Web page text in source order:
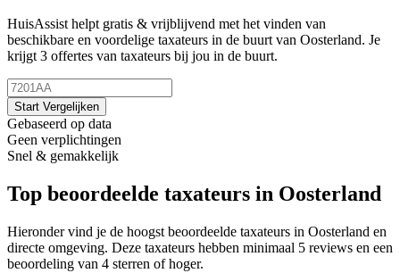
HuisAssist helpt gratis & vrijblijvend met het vinden van
beschikbare en voordelige taxateurs in de buurt van Oosterland. Je
krijgt 3 offertes van taxateurs bij jou in de buurt.
Start Vergelijken
Gebaseerd op data
Geen verplichtingen
Snel & gemakkelijk
Top beoordeelde taxateurs in Oosterland
Hieronder vind je de hoogst beoordeelde taxateurs in Oosterland en
directe omgeving. Deze taxateurs hebben minimaal 5 reviews en een
beoordeling van 4 sterren of hoger.